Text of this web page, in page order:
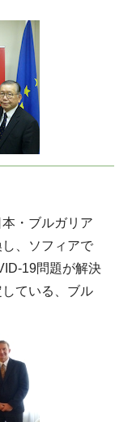
・ブルガリア
、ソフィアで
19問題が解決
ている、ブル